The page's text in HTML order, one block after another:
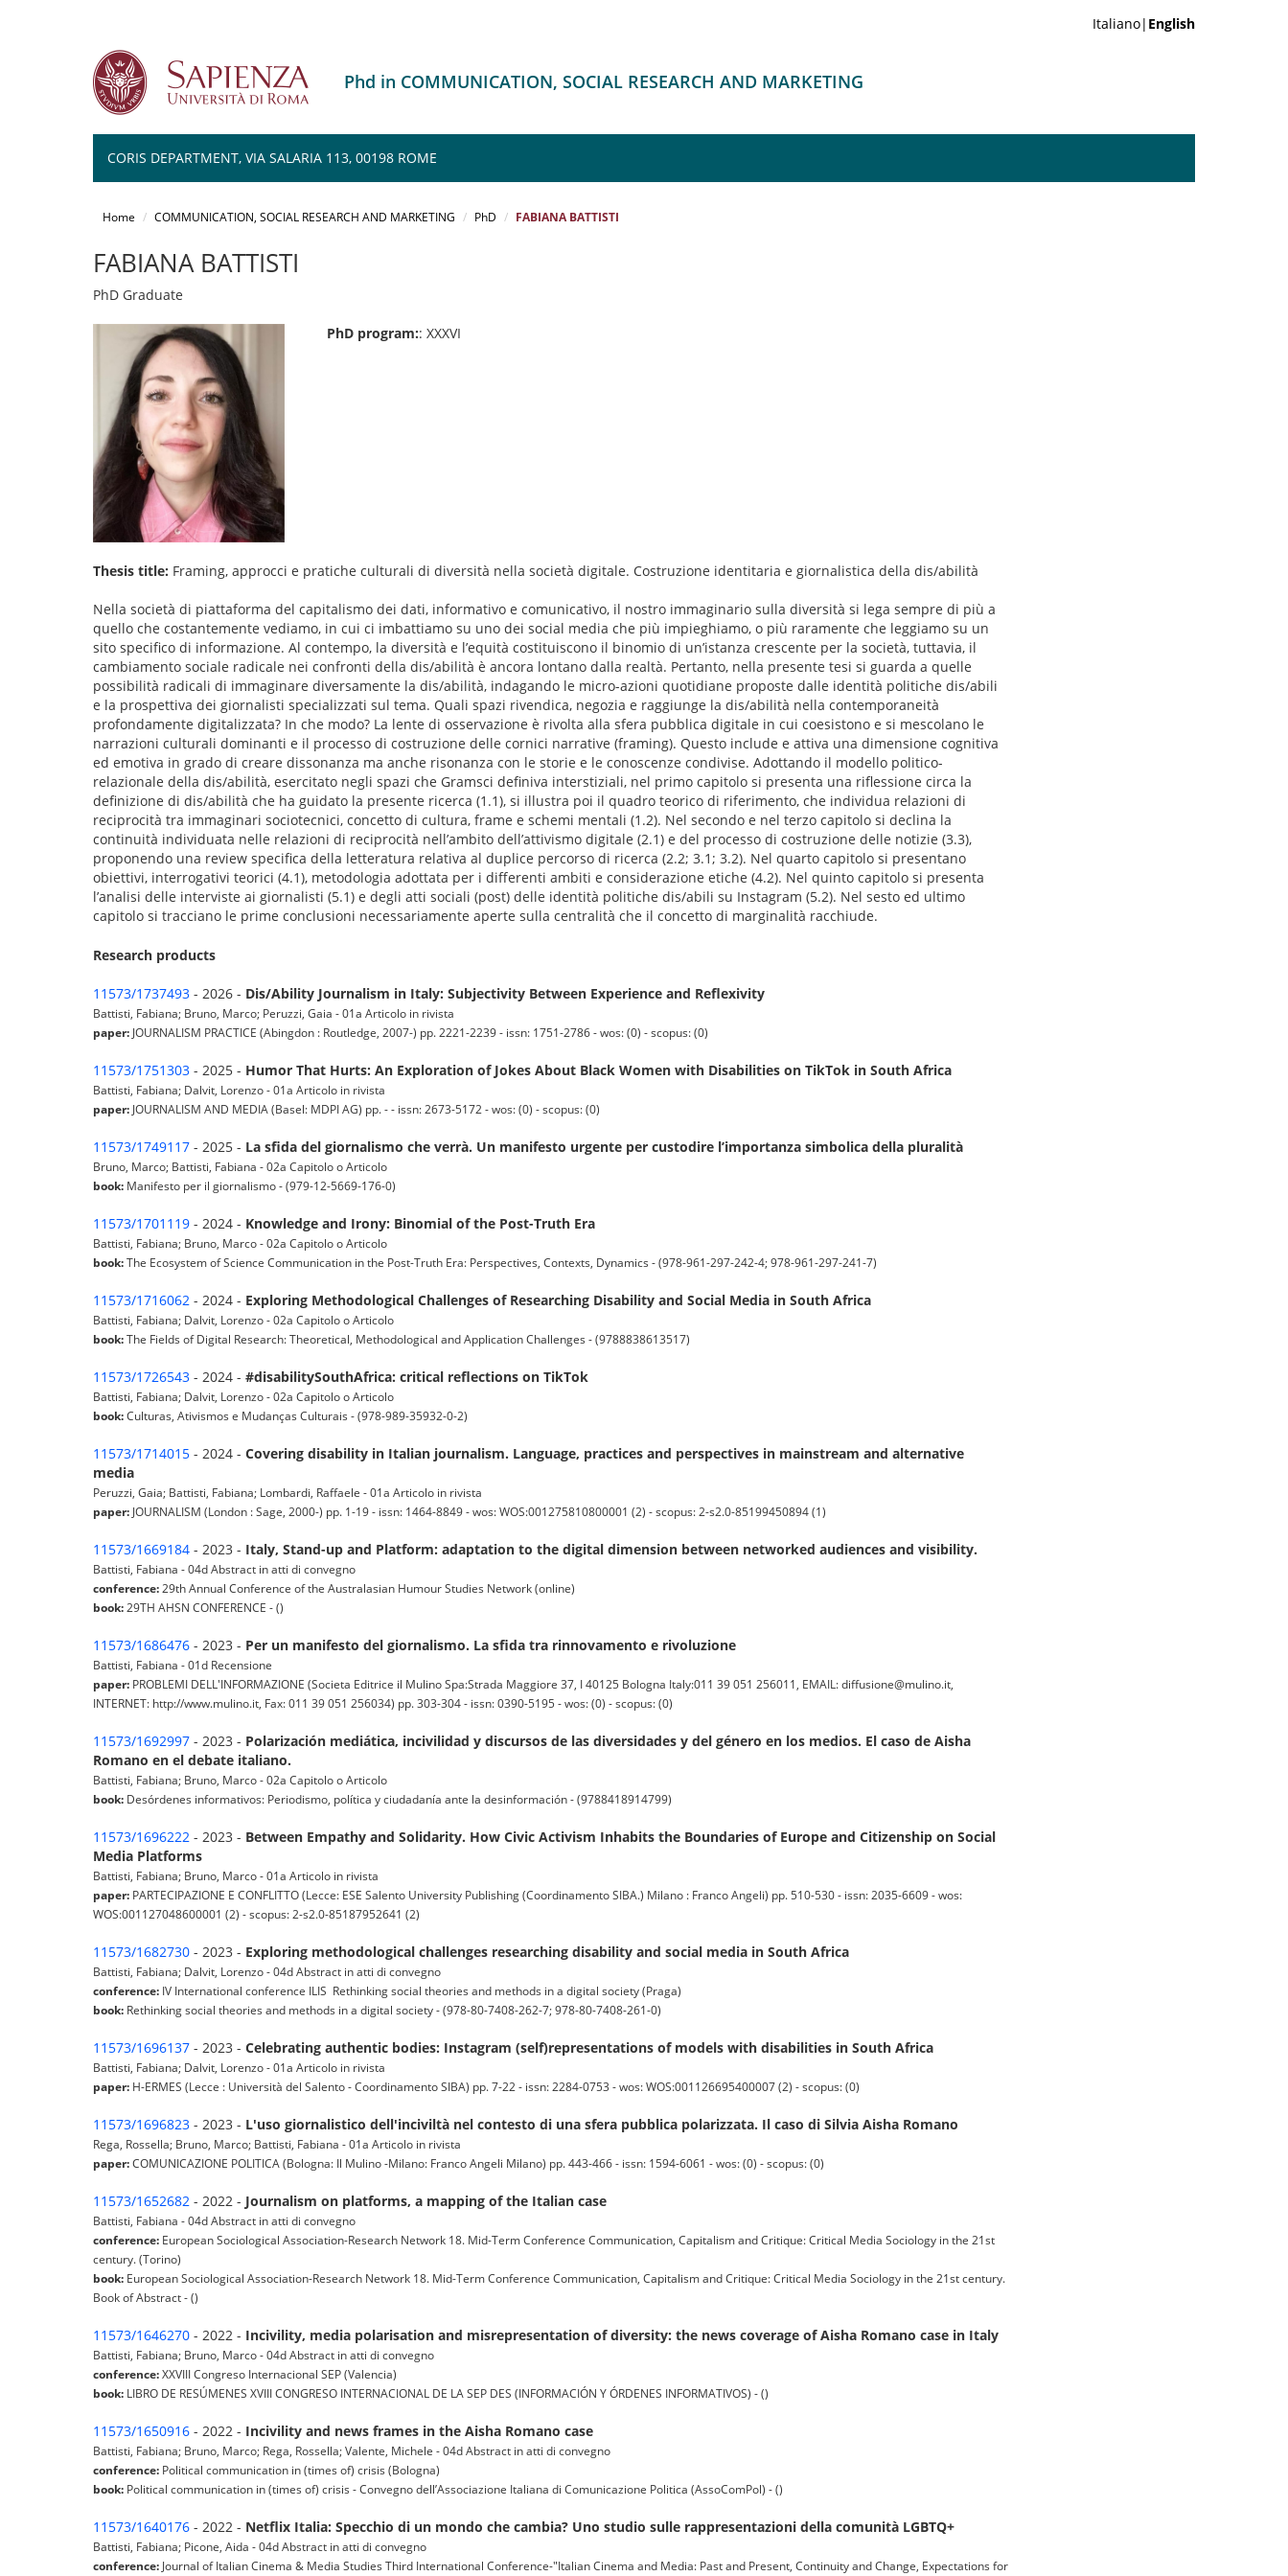
Italiano| English
Phd in COMMUNICATION, SOCIAL RESEARCH AND MARKETING
CORIS DEPARTMENT, VIA SALARIA 113, 00198 ROME
Home COMMUNICATION, SOCIAL RESEARCH AND MARKETING PhD FABIANA BATTISTI
FABIANA BATTISTI
PhD Graduate
PhD program:: XXXVI
Thesis title: Framing, approcci e pratiche culturali di diversità nella società digitale. Costruzione identitaria e giornalistica della dis/abilità
Nella società di piattaforma del capitalismo dei dati, informativo e comunicativo, il nostro immaginario sulla diversità si lega sempre di più a
quello che costantemente vediamo, in cui ci imbattiamo su uno dei social media che più impieghiamo, o più raramente che leggiamo su un
sito specifico di informazione. Al contempo, la diversità e l’equità costituiscono il binomio di un’istanza crescente per la società, tuttavia, il
cambiamento sociale radicale nei confronti della dis/abilità è ancora lontano dalla realtà. Pertanto, nella presente tesi si guarda a quelle
possibilità radicali di immaginare diversamente la dis/abilità, indagando le micro-azioni quotidiane proposte dalle identità politiche dis/abili
e la prospettiva dei giornalisti specializzati sul tema. Quali spazi rivendica, negozia e raggiunge la dis/abilità nella contemporaneità
profondamente digitalizzata? In che modo? La lente di osservazione è rivolta alla sfera pubblica digitale in cui coesistono e si mescolano le
narrazioni culturali dominanti e il processo di costruzione delle cornici narrative (framing). Questo include e attiva una dimensione cognitiva
ed emotiva in grado di creare dissonanza ma anche risonanza con le storie e le conoscenze condivise. Adottando il modello politico-
relazionale della dis/abilità, esercitato negli spazi che Gramsci definiva interstiziali, nel primo capitolo si presenta una riflessione circa la
definizione di dis/abilità che ha guidato la presente ricerca (1.1), si illustra poi il quadro teorico di riferimento, che individua relazioni di
reciprocità tra immaginari sociotecnici, concetto di cultura, frame e schemi mentali (1.2). Nel secondo e nel terzo capitolo si declina la
continuità individuata nelle relazioni di reciprocità nell’ambito dell’attivismo digitale (2.1) e del processo di costruzione delle notizie (3.3),
proponendo una review specifica della letteratura relativa al duplice percorso di ricerca (2.2; 3.1; 3.2). Nel quarto capitolo si presentano
obiettivi, interrogativi teorici (4.1), metodologia adottata per i differenti ambiti e considerazione etiche (4.2). Nel quinto capitolo si presenta
l’analisi delle interviste ai giornalisti (5.1) e degli atti sociali (post) delle identità politiche dis/abili su Instagram (5.2). Nel sesto ed ultimo
capitolo si tracciano le prime conclusioni necessariamente aperte sulla centralità che il concetto di marginalità racchiude.
Research products
11573/1737493 - 2026 - Dis/Ability Journalism in Italy: Subjectivity Between Experience and Reflexivity
Battisti, Fabiana; Bruno, Marco; Peruzzi, Gaia - 01a Articolo in rivista
paper: JOURNALISM PRACTICE (Abingdon : Routledge, 2007-) pp. 2221-2239 - issn: 1751-2786 - wos: (0) - scopus: (0)
11573/1751303 - 2025 - Humor That Hurts: An Exploration of Jokes About Black Women with Disabilities on TikTok in South Africa
Battisti, Fabiana; Dalvit, Lorenzo - 01a Articolo in rivista
paper: JOURNALISM AND MEDIA (Basel: MDPI AG) pp. - - issn: 2673-5172 - wos: (0) - scopus: (0)
11573/1749117 - 2025 - La sfida del giornalismo che verrà. Un manifesto urgente per custodire l’importanza simbolica della pluralità
Bruno, Marco; Battisti, Fabiana - 02a Capitolo o Articolo
book: Manifesto per il giornalismo - (979-12-5669-176-0)
11573/1701119 - 2024 - Knowledge and Irony: Binomial of the Post-Truth Era
Battisti, Fabiana; Bruno, Marco - 02a Capitolo o Articolo
book:The Ecosystem of Science Communication in the Post-Truth Era: Perspectives, Contexts, Dynamics - (978-961-297-242-4; 978-961-297-241-7)
11573/1716062 - 2024 - Exploring Methodological Challenges of Researching Disability and Social Media in South Africa
Battisti, Fabiana; Dalvit, Lorenzo - 02a Capitolo o Articolo
book:The Fields of Digital Research: Theoretical, Methodological and Application Challenges - (9788838613517)
11573/1726543 - 2024 - #disabilitySouthAfrica: critical reflections on TikTok
Battisti, Fabiana; Dalvit, Lorenzo - 02a Capitolo o Articolo
book:Culturas, Ativismos e Mudanças Culturais - (978-989-35932-0-2)
11573/1714015 - 2024 - Covering disability in Italian journalism. Language, practices and perspectives in mainstream and alternative
media
Peruzzi, Gaia; Battisti, Fabiana; Lombardi, Raffaele - 01a Articolo in rivista
paper: JOURNALISM (London : Sage, 2000-) pp. 1-19 - issn: 1464-8849 - wos: WOS:001275810800001 (2) - scopus: 2-s2.0-85199450894 (1)
11573/1669184 - 2023 - Italy, Stand-up and Platform: adaptation to the digital dimension between networked audiences and visibility.
Battisti, Fabiana - 04d Abstract in atti di convegno
conference:29th Annual Conference of the Australasian Humour Studies Network (online)
book:29TH AHSN CONFERENCE - ()
11573/1686476 - 2023 - Per un manifesto del giornalismo. La sfida tra rinnovamento e rivoluzione
Battisti, Fabiana - 01d Recensione
paper: PROBLEMI DELL'INFORMAZIONE (Societa Editrice il Mulino Spa:Strada Maggiore 37, I 40125 Bologna Italy:011 39 051 256011, EMAIL: diffusione@mulino.it,
INTERNET: http://www.mulino.it, Fax: 011 39 051 256034) pp. 303-304 - issn: 0390-5195 - wos: (0) - scopus: (0)
11573/1692997 - 2023 - Polarización mediática, incivilidad y discursos de las diversidades y del género en los medios. El caso de Aisha
Romano en el debate italiano.
Battisti, Fabiana; Bruno, Marco - 02a Capitolo o Articolo
book: Desórdenes informativos: Periodismo, política y ciudadanía ante la desinformación - (9788418914799)
11573/1696222 - 2023 - Between Empathy and Solidarity. How Civic Activism Inhabits the Boundaries of Europe and Citizenship on Social
Media Platforms
Battisti, Fabiana; Bruno, Marco - 01a Articolo in rivista
paper: PARTECIPAZIONE E CONFLITTO (Lecce: ESE Salento University Publishing (Coordinamento SIBA.) Milano : Franco Angeli) pp. 510-530 - issn: 2035-6609 - wos:
WOS:001127048600001 (2) - scopus: 2-s2.0-85187952641 (2)
11573/1682730 - 2023 - Exploring methodological challenges researching disability and social media in South Africa
Battisti, Fabiana; Dalvit, Lorenzo - 04d Abstract in atti di convegno
conference: IV International conference ILIS Rethinking social theories and methods in a digital society (Praga)
book: Rethinking social theories and methods in a digital society - (978-80-7408-262-7; 978-80-7408-261-0)
11573/1696137 - 2023 - Celebrating authentic bodies: Instagram (self)representations of models with disabilities in South Africa
Battisti, Fabiana; Dalvit, Lorenzo - 01a Articolo in rivista
paper: H-ERMES (Lecce : Università del Salento - Coordinamento SIBA) pp. 7-22 - issn: 2284-0753 - wos: WOS:001126695400007 (2) - scopus: (0)
11573/1696823 - 2023 - L'uso giornalistico dell'inciviltà nel contesto di una sfera pubblica polarizzata. Il caso di Silvia Aisha Romano
Rega, Rossella; Bruno, Marco; Battisti, Fabiana - 01a Articolo in rivista
paper:COMUNICAZIONE POLITICA (Bologna: Il Mulino -Milano: Franco Angeli Milano) pp. 443-466 - issn: 1594-6061 - wos: (0) - scopus: (0)
11573/1652682 - 2022 - Journalism on platforms, a mapping of the Italian case
Battisti, Fabiana - 04d Abstract in atti di convegno
conference: European Sociological Association-Research Network 18. Mid-Term Conference Communication, Capitalism and Critique: Critical Media Sociology in the 21st
century. (Torino)
book: European Sociological Association-Research Network 18. Mid-Term Conference Communication, Capitalism and Critique: Critical Media Sociology in the 21st century.
Book of Abstract - ()
11573/1646270 - 2022 - Incivility, media polarisation and misrepresentation of diversity: the news coverage of Aisha Romano case in Italy
Battisti, Fabiana; Bruno, Marco - 04d Abstract in atti di convegno
conference:XXVIII Congreso Internacional SEP (Valencia)
book: LIBRO DE RESÚMENES XVIII CONGRESO INTERNACIONAL DE LA SEP DES (INFORMACIÓN Y ÓRDENES INFORMATIVOS) - ()
11573/1650916 - 2022 - Incivility and news frames in the Aisha Romano case
Battisti, Fabiana; Bruno, Marco; Rega, Rossella; Valente, Michele - 04d Abstract in atti di convegno
conference: Political communication in (times of) crisis (Bologna)
book: Political communication in (times of) crisis - Convegno dell’Associazione Italiana di Comunicazione Politica (AssoComPol) - ()
11573/1640176 - 2022 - Netflix Italia: Specchio di un mondo che cambia? Uno studio sulle rappresentazioni della comunità LGBTQ+
Battisti, Fabiana; Picone, Aida - 04d Abstract in atti di convegno
conference: Journal of Italian Cinema & Media Studies Third International Conference-"Italian Cinema and Media: Past and Present, Continuity and Change, Expectations for